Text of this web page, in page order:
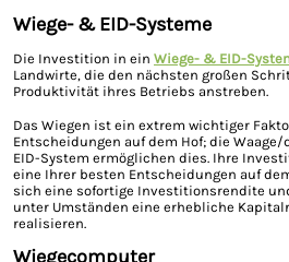
Wiege- & EID-Systeme
Die Investition in ein Wiege- & EID-
Landwirte, die den nächsten großen
Produktivität ihres Betriebs anstreben.
Das Wiegen ist ein extrem wichtiger
Entscheidungen auf dem Hof; die
EID-System ermöglichen dies. Ihre
eine Ihrer besten Entscheidungen auf
sich eine sofortige Investitionsrendite
unter Umständen eine erhebliche
realisieren.
Wiegecomputer